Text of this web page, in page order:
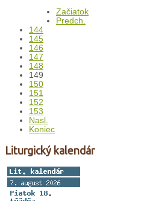
Začiatok
Predch.
144
145
146
147
148
149
150
151
152
153
Nasl.
Koniec
Liturgický kalendár